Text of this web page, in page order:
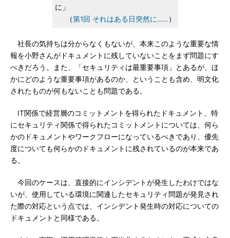
に」
（第1回 それはある日突然に……）
社長の気持ちは分からなくもないが、本来このような重要な情
報を小野さんがドキュメントに残していないことをまず問題にす
べきだろう。また、「セキュリティは最重要事項」とあるが、ほ
かにどのような重要事項があるのか、ということも含め、明文化
されたものが何もないことも問題である。
IT関係で経営層のコミットメントを得られたドキュメント、特
にセキュリティ関係で得られたコミットメントについては、何ら
かのドキュメントやワークフローになっているべきであり、優先
度についても何らかのドキュメントに残されているのが本来であ
る。
今回のケースは、直接的にインシデントが発生したわけではな
いが、使用している環境に関連したセキュリティ問題が発見され
た際の対応という点では、インシデント発生時の対応についての
ドキュメントと同様である。